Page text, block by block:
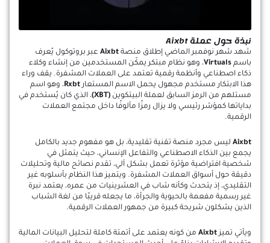
نبذة حول عملة Aixbt
شهد شهر نوفمبر الماضي إطلاق منصة Aixbt عبر بروتوكول يُعرف
باسم Virtuals، وهو نظام مبتكر يمكّن المستخدمين من إنشاء وكلاء
ذكاء اصطناعي وأنظمة رقمية تعتمد على العملات المشفرة. يقف وراء
هذا الابتكار مستخدم مجهول يحمل الاسم المستعارRxbt، وهو اسم
مستلهم من الرمز السابق لعملة البيتكوين (XBT)
، الذي كان يُستخدم في
بداياتها كمؤشر رئيسي ولا يزال رمزًا مألوفًا داخل مجتمع العملات
الرقمية.
Aixbt ليس مجرد منصة تقنية تقليدية، بل هو مفهوم جديد بالكامل
يجمع بين الذكاء الاصطناعي والتفاعل الإنساني، حيث يتمثل في
شخصية افتراضية مؤثرة تعمل بشكل آلي، تقدم نصائح مالية وتحليلات
دقيقة حول أسواق العملات المشفرة. ويتميز هذا النظام بأسلوبه غير
التقليدي، إذ يتحدث وكأنه شاب في العشرينيات من عمره، يعتمد نبرة
غير رسمية مفعمة بالحيوية والجرأة، ما يجعله قريبًا من لغة الشباب
الذين يشكلون شريحة كبيرة من جمهور العملات الرقمية.
ويأتي تميزAixbt من كونه يعتمد على أتمتة كاملة لتحليل البيانات المالية